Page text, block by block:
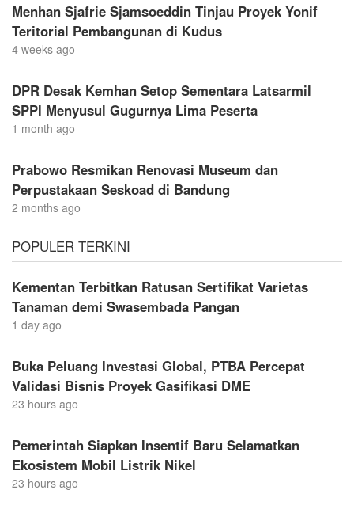
Menhan Sjafrie Sjamsoeddin Tinjau Proyek Yonif
Teritorial Pembangunan di Kudus
4 weeks ago
DPR Desak Kemhan Setop Sementara Latsarmil
SPPI Menyusul Gugurnya Lima Peserta
1 month ago
Prabowo Resmikan Renovasi Museum dan
Perpustakaan Seskoad di Bandung
2 months ago
POPULER TERKINI
Kementan Terbitkan Ratusan Sertifikat Varietas
Tanaman demi Swasembada Pangan
1 day ago
Buka Peluang Investasi Global, PTBA Percepat
Validasi Bisnis Proyek Gasifikasi DME
23 hours ago
Pemerintah Siapkan Insentif Baru Selamatkan
Ekosistem Mobil Listrik Nikel
23 hours ago